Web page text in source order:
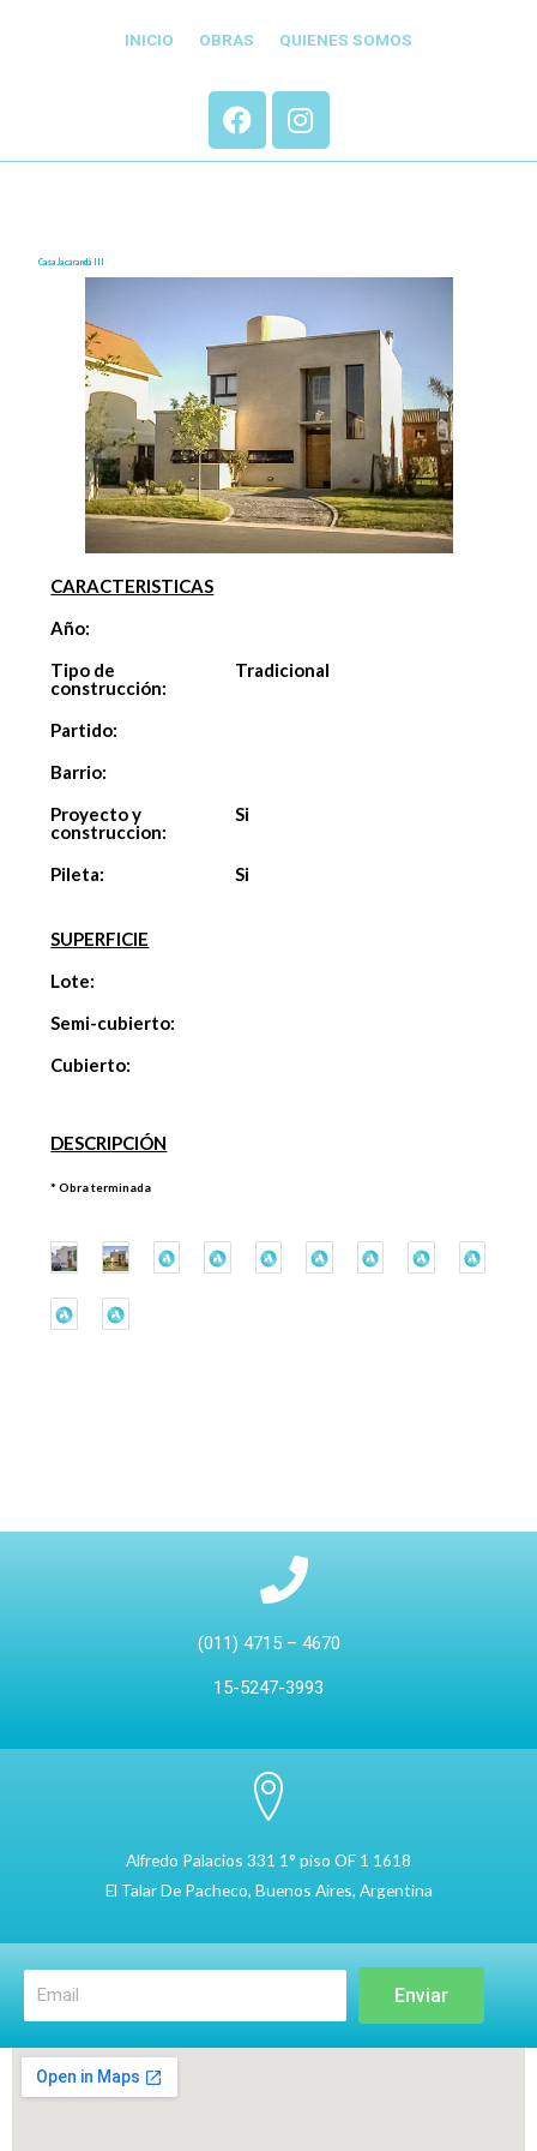
INICIO OBRAS QUIENES SOMOS
Casa Jacarandá III
CARACTERISTICAS
Año:
Tipo de
construcción:
Tradicional
Partido:
Barrio:
Proyecto y
construccion:
Si
Pileta: Si
SUPERFICIE
Lote:
Semi-cubierto:
Cubierto:
DESCRIPCIÓN
* Obra terminada
(011) 4715 – 4670
15-5247-3993
Alfredo Palacios 331 1° piso OF 1 1618
El Talar De Pacheco, Buenos Aires, Argentina
Enviar